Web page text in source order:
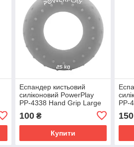
Еспандер кистьовий
силіконовий PowerPlay
PP-4338 Hand Grip Large
100₴
Купити
PP-
150